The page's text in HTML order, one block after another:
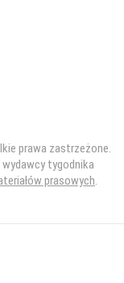
prawa zastrzeżone.
tygodnika
prasowych.